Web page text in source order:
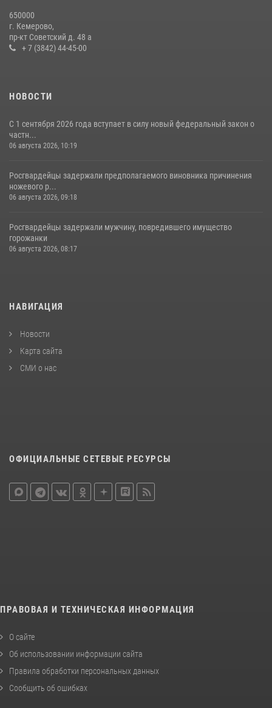
650000
г. Кемерово,
пр-кт Советский д. 48 а
+ 7 (3842) 44-45-00
НОВОСТИ
С 1 сентября 2026 года вступает в силу новый федеральный закон о
частн...
06 августа 2026, 10:19
Росгвардейцы задержали предполагаемого виновника причинения
ножевого р...
06 августа 2026, 09:18
Росгвардейцы задержали мужчину, повредившего имущество
горожанки
06 августа 2026, 08:17
НАВИГАЦИЯ
Новости
Карта сайта
СМИ о нас
ОФИЦИАЛЬНЫЕ СЕТЕВЫЕ РЕСУРСЫ
ПРАВОВАЯ И ТЕХНИЧЕСКАЯ ИНФОРМАЦИЯ
О сайте
Об использовании информации сайта
Правила обработки персональных данных
Сообщить об ошибках